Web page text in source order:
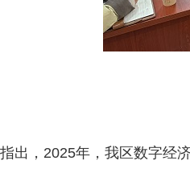
出，2025年，我区数字经